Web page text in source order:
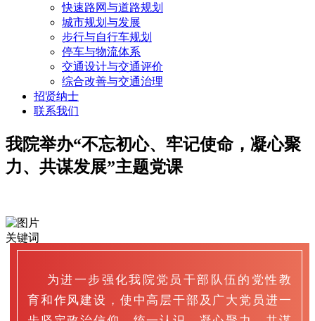
快速路网与道路规划
城市规划与发展
步行与自行车规划
停车与物流体系
交通设计与交通评价
综合改善与交通治理
招贤纳士
联系我们
我院举办“不忘初心、牢记使命，凝心聚
力、共谋发展”主题党课
为进一步强化我院党员干部队伍的党性教
育和作风建设，使中高层干部及广大党员进一